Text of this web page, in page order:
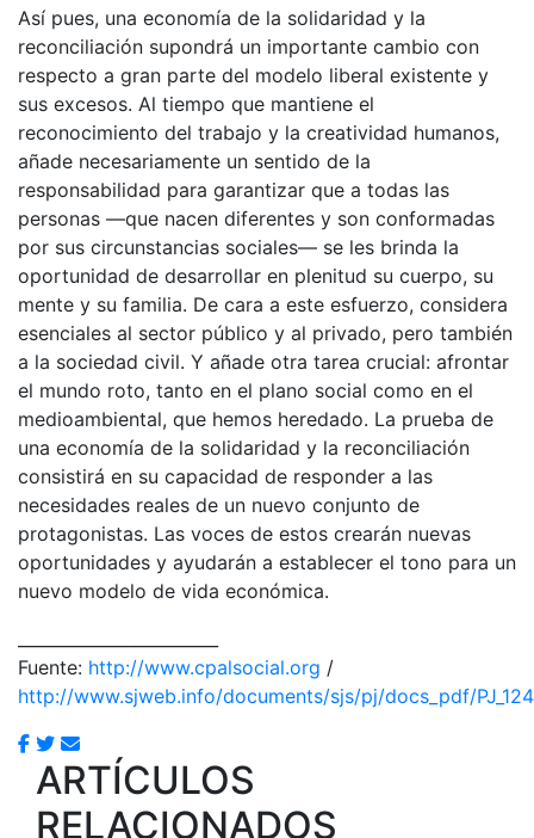
Así pues, una economía de la solidaridad y la
reconciliación supondrá un importante cambio con
respecto a gran parte del modelo liberal existente y
sus excesos. Al tiempo que mantiene el
reconocimiento del trabajo y la creatividad humanos,
añade necesariamente un sentido de la
responsabilidad para garantizar que a todas las
personas —que nacen diferentes y son conformadas
por sus circunstancias sociales— se les brinda la
oportunidad de desarrollar en plenitud su cuerpo, su
mente y su familia. De cara a este esfuerzo, considera
esenciales al sector público y al privado, pero también
a la sociedad civil. Y añade otra tarea crucial: afrontar
el mundo roto, tanto en el plano social como en el
medioambiental, que hemos heredado. La prueba de
una economía de la solidaridad y la reconciliación
consistirá en su capacidad de responder a las
necesidades reales de un nuevo conjunto de
protagonistas. Las voces de estos crearán nuevas
oportunidades y ayudarán a establecer el tono para un
nuevo modelo de vida económica.
Fuente: http://www.cpalsocial.org /
http://www.sjweb.info/documents/sjs/pj/docs_pdf/
ARTÍCULOS
RELACIONADOS